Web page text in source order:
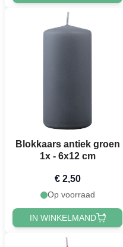
Blokkaars antiek groen
1x - 6x12 cm
€ 2,50
Op voorraad
IN WINKELMAND